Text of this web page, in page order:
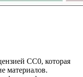
CC0, которая
материалов.